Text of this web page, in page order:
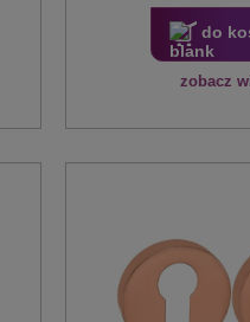
do
zobacz